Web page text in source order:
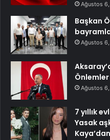
Ağustos
Başkan
Ağustos
Önlemler
Ağustos
7 yıllık
Yasak